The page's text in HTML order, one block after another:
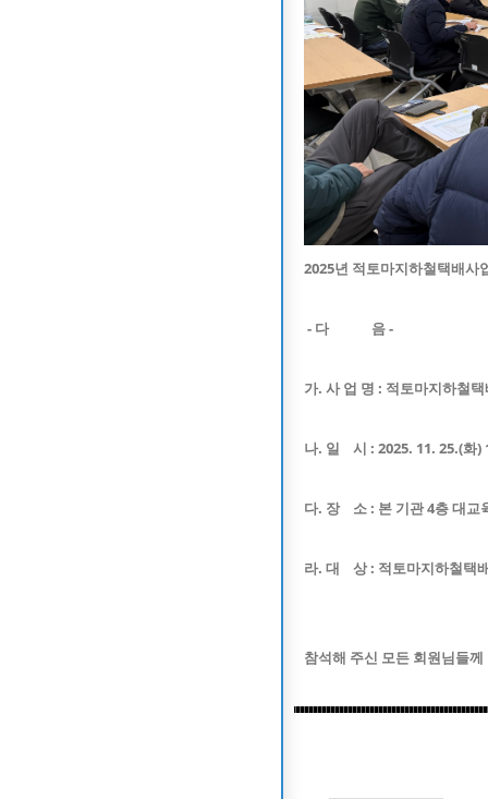
2025년 적토마지하철택배사
- 다 음 -
가. 사 업 명 : 적토마지하철
나. 일 시 : 2025. 11. 25.(화)
다. 장 소 : 본 기관 4층 대교
라. 대 상 : 적토마지하철택
참석해 주신 모든 회원님들